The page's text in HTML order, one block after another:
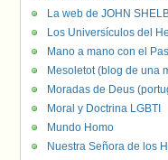
La web de JOHN
Los Universículos del
Mano a mano con el
Mesoletot (blog de una
Moradas de Deus
Moral y Doctrina LGBTI
Mundo Homo
Nuestra Señora de los